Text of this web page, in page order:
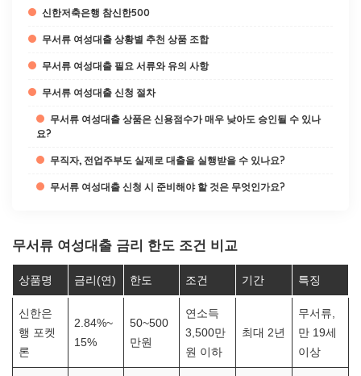
신한저축은행 참신한500
무서류 여성대출 상황별 추천 상품 조합
무서류 여성대출 필요 서류와 유의 사항
무서류 여성대출 신청 절차
무서류 여성대출 상품은 신용점수가 매우 낮아도 승인될 수 있나
요?
무직자, 전업주부도 실제로 대출을 실행받을 수 있나요?
무서류 여성대출 신청 시 준비해야 할 것은 무엇인가요?
무서류 여성대출 금리 한도 조건 비교
상품명 금리(연) 한도 조건 기간 특징
신한은
행 포켓
론
2.84%~
15%
50~500
만원
연소득
3,500만
원 이하
최대 2년
무서류,
만 19세
이상